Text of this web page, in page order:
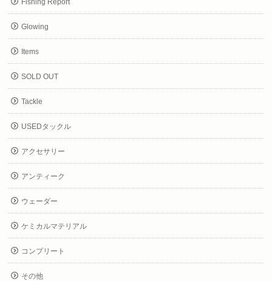
Fishing Report
Glowing
Items
SOLD OUT
Tackle
USEDタックル
アクセサリー
アンティーク
ウェーダー
ケミカルマテリアル
コンプリート
その他